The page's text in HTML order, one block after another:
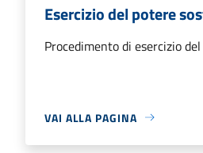
Esercizio del potere
Procedimento di esercizio
VAI ALLA PAGINA